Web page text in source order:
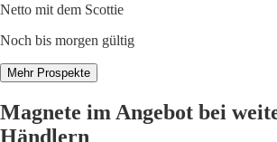
Netto mit dem Scottie
Noch bis morgen gültig
Mehr Prospekte
Magnete im Angebot bei
Händlern